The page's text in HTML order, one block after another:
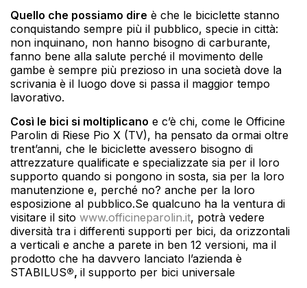
Quello che possiamo dire è che le biciclette stanno
conquistando sempre più il pubblico, specie in città:
non inquinano, non hanno bisogno di carburante,
fanno bene alla salute perché il movimento delle
gambe è sempre più prezioso in una società dove la
scrivania è il luogo dove si passa il maggior tempo
lavorativo.
Così le bici si moltiplicano e c’è chi, come le Officine
Parolin di Riese Pio X (TV), ha pensato da ormai oltre
trent’anni, che le biciclette avessero bisogno di
attrezzature qualificate e specializzate sia per il loro
supporto quando si pongono in sosta, sia per la loro
manutenzione e, perché no? anche per la loro
esposizione al pubblico.Se qualcuno ha la ventura di
visitare il sito www.officineparolin.it, potrà vedere
diversità tra i differenti supporti per bici, da orizzontali
a verticali e anche a parete in ben 12 versioni, ma il
prodotto che ha davvero lanciato l’azienda è
STABILUS®, il supporto per bici universale